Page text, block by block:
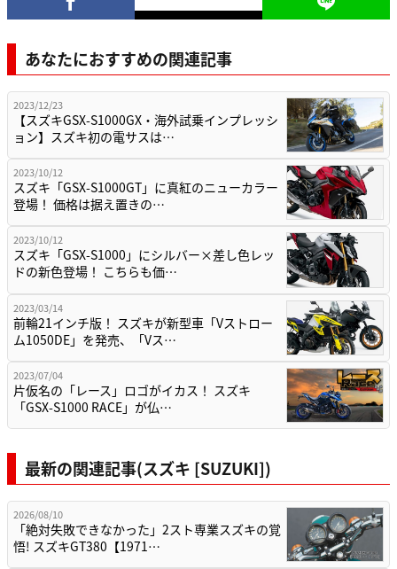
あなたにおすすめの関連記事
2023/12/23
【スズキGSX-S1000GX・海外試乗インプレッシ
ョン】スズキ初の電サスは…
2023/10/12
スズキ「GSX-S1000GT」に真紅のニューカラー
登場！ 価格は据え置きの…
2023/10/12
スズキ「GSX-S1000」にシルバー×差し色レッ
ドの新色登場！ こちらも価…
2023/03/14
前輪21インチ版！ スズキが新型車「Vストロー
ム1050DE」を発売、「Vス…
2023/07/04
片仮名の「レース」ロゴがイカス！ スズキ
「GSX-S1000 RACE」が仏…
最新の関連記事(スズキ [SUZUKI])
2026/08/10
「絶対失敗できなかった」2スト専業スズキの覚
悟! スズキGT380【1971…